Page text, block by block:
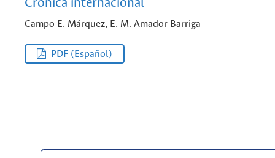
Crónica internacional
Campo E. Márquez, E. M. Amador Barriga
PDF (Español)